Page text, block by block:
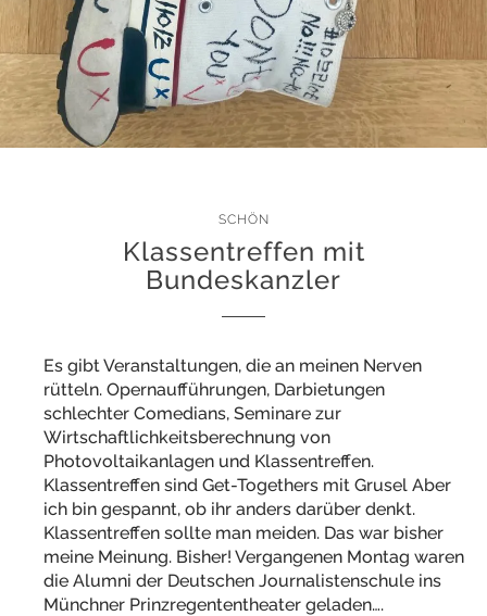
SCHÖN
Klassentreffen mit
Bundeskanzler
Es gibt Veranstaltungen, die an meinen Nerven
rütteln. Opernaufführungen, Darbietungen
schlechter Comedians, Seminare zur
Wirtschaftlichkeitsberechnung von
Photovoltaikanlagen und Klassentreffen.
Klassentreffen sind Get-Togethers mit Grusel Aber
ich bin gespannt, ob ihr anders darüber denkt.
Klassentreffen sollte man meiden. Das war bisher
meine Meinung. Bisher! Vergangenen Montag waren
die Alumni der Deutschen Journalistenschule ins
Münchner Prinzregententheater geladen….